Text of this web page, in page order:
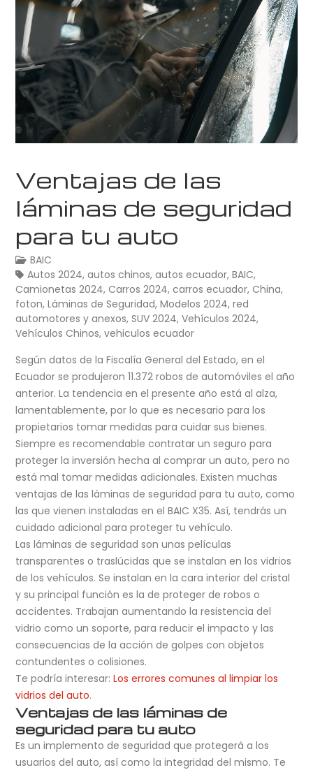
Ventajas de las
láminas de seguridad
para tu auto
BAIC
Autos 2024,autos chinos,autos ecuador,BAIC,
Camionetas 2024,Carros 2024,carros ecuador,China,
foton,Láminas de Seguridad,Modelos 2024,red
automotores y anexos,SUV 2024,Vehículos 2024,
Vehículos Chinos,vehiculos ecuador
Según datos de la Fiscalía General del Estado, en el
Ecuador se produjeron 11.372 robos de automóviles el año
anterior. La tendencia en el presente año está al alza,
lamentablemente, por lo que es necesario para los
propietarios tomar medidas para cuidar sus bienes.
Siempre es recomendable contratar un seguro para
proteger la inversión hecha al comprar un auto, pero no
está mal tomar medidas adicionales. Existen muchas
ventajas de las láminas de seguridad para tu auto, como
las que vienen instaladas en el BAIC X35. Así, tendrás un
cuidado adicional para proteger tu vehículo.
Las láminas de seguridad son unas películas
transparentes o traslúcidas que se instalan en los vidrios
de los vehículos. Se instalan en la cara interior del cristal
y su principal función es la de proteger de robos o
accidentes. Trabajan aumentando la resistencia del
vidrio como un soporte, para reducir el impacto y las
consecuencias de la acción de golpes con objetos
contundentes o colisiones.
Te podría interesar:Los errores comunes al limpiar los
vidrios del auto.
Ventajas de las láminas de
seguridad para tu auto
Es un implemento de seguridad que protegerá a los
usuarios del auto, así como la integridad del mismo. Te